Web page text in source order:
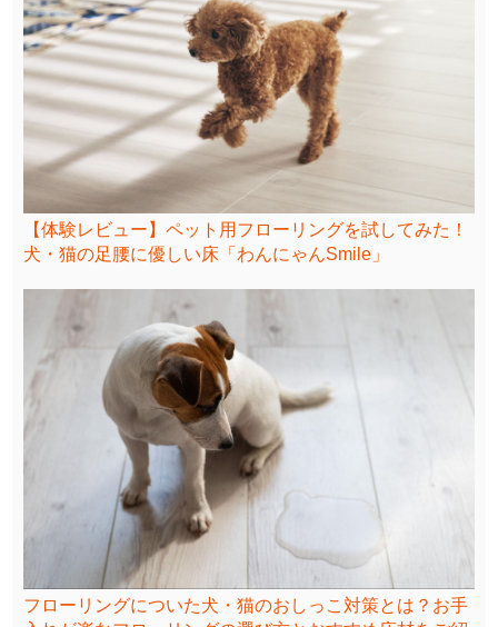
【体験レビュー】ペット用フローリングを試してみた！
犬・猫の足腰に優しい床「わんにゃんSmile」
フローリングについた犬・猫のおしっこ対策とは？お手